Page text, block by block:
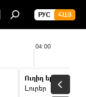
РУС ՀԱՅ
04:00
Ուղիղ եթեր
Լուրեր